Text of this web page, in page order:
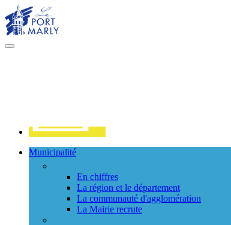
MENU
Municipalité
En chiffres
La région et le département
La communauté d'agglomération
La Mairie recrute